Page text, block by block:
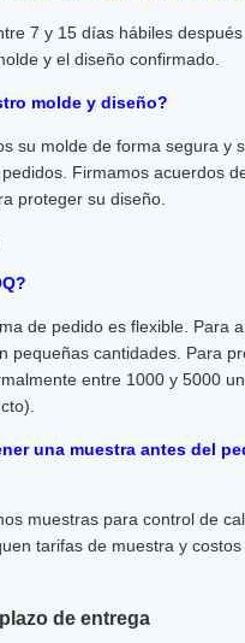
7 y 15 días hábiles
y el diseño confirmado.
molde y diseño?
su molde de forma segura y
Firmamos acuerdos
proteger su diseño.
de pedido es flexible. Para
pequeñas cantidades. Para
entre 1000 y 5000
una muestra antes del
muestras para control de
tarifas de muestra y costos
de entrega